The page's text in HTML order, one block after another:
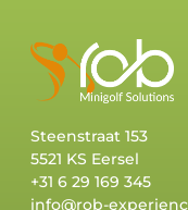
Steenstraat 153
5521 KS Eersel
+31 6 29 169 345
info@rob-